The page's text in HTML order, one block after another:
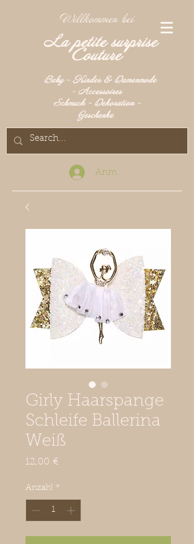
Willkommen bei
La petite surprise
Couture
Baby - Kinder & Damenmode
- Accessoires
Schmuck - Dekoration -
Geschenke
Anmelden
Girly Haarspange
Schleife Ballerina
Weiß
12,00 €Preis
Anzahl *